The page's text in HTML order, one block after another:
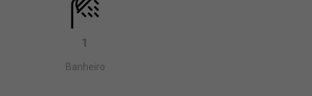
1
Banheiro